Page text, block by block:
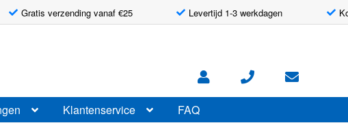
Gratis verzending vanaf €25 Levertijd 1-3 werkdagen
Klantenservice FAQ